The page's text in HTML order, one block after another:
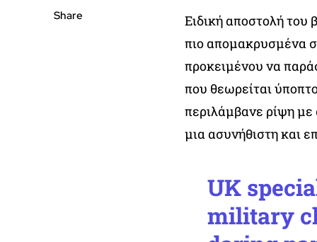
Share
Ειδική αποστολή
πιο απομακρυσμένα
προκειμένου να
που θεωρείται
περιλάμβανε ρίψη
μια ασυνήθιστη και
UK
military